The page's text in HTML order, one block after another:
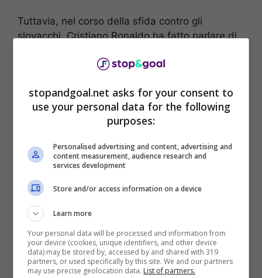
Tuttavia, nel corso della sfida contro gli
slovacchi, Cristiano Ronaldo ha fatto parlare di
labiale che ha sconvolto i tifosi. Prima di battere
immagini mostrano il fuoriclasse portoghese in
primo piano che sembra pronunciare
un’invocazione musulmana,
Un labiale che ha lasciato tutti senza parole
poiché tale invocazione apre tutte le sure del
Corano, il libro sacro dei musulmani, e ciò
spinge a credere che
sono inequivocabili e non resta altro da capire
se il campione lusitano si comporti in questo
modo in segno di rispetto per la cultura islamica
stopandgoal.net asks for your consent to
use your personal data for the following
purposes:
Personalised advertising and content, advertising and
content measurement, audience research and
services development
Store and/or access information on a device
Learn more
Your personal data will be processed and information from
your device (cookies, unique identifiers, and other device
data) may be stored by, accessed by and shared with 319
partners, or used specifically by this site. We and our partners
may use precise geolocation data. List of partners.